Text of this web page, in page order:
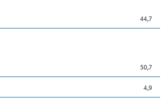
44,7
50,7
4,9